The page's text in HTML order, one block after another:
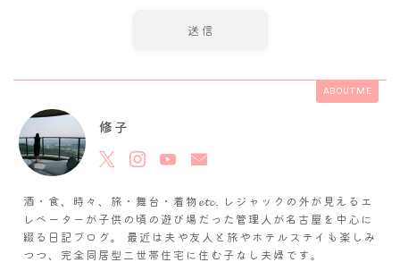
ABOUT ME
修子
酒・食、時々、旅・舞台・着物𝓮𝓽𝓬. レジャックの外が見えるエ
レベーターが子供の頃の遊び場だった管理人が名古屋を中心に
綴る日記ブログ。 最近は夫や友人と旅やホテルステイも楽しみ
つつ、完全同居型二世帯住宅に住む子なし夫婦です。